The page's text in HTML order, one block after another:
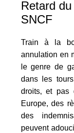
Retard
SNCF
Train à la
annulation en
le genre de
dans les
droits, et pas
Europe, des
des
peuvent